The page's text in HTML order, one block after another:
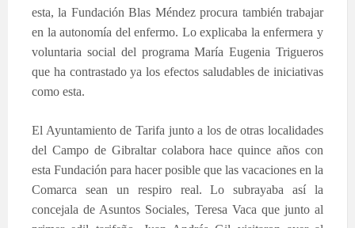
esta, la Fundación Blas Méndez procura también trabajar
en la autonomía del enfermo. Lo explicaba la enfermera y
voluntaria social del programa María Eugenia Trigueros
que ha contrastado ya los efectos saludables de iniciativas
como esta.
El Ayuntamiento de Tarifa junto a los de otras localidades
del Campo de Gibraltar colabora hace quince años con
esta Fundación para hacer posible que las vacaciones en la
Comarca sean un respiro real. Lo subrayaba así la
concejala de Asuntos Sociales, Teresa Vaca que junto al